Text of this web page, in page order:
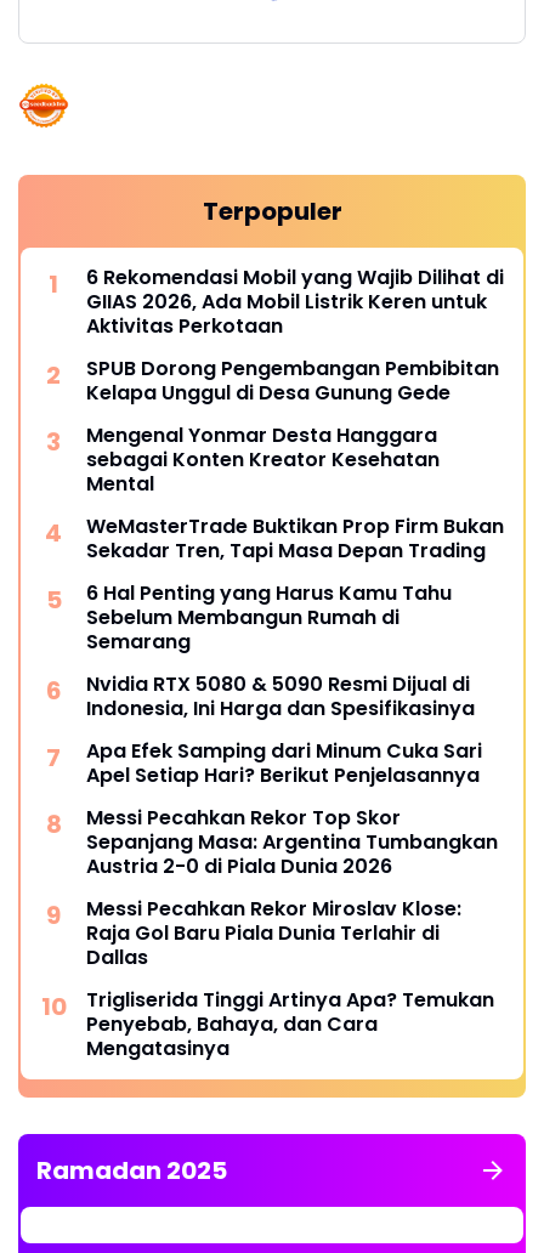
Terpopuler
6 Rekomendasi Mobil yang Wajib Dilihat di
GIIAS 2026, Ada Mobil Listrik Keren untuk
Aktivitas Perkotaan
SPUB Dorong Pengembangan Pembibitan
Kelapa Unggul di Desa Gunung Gede
Mengenal Yonmar Desta Hanggara
sebagai Konten Kreator Kesehatan
Mental
WeMasterTrade Buktikan Prop Firm Bukan
Sekadar Tren, Tapi Masa Depan Trading
6 Hal Penting yang Harus Kamu Tahu
Sebelum Membangun Rumah di
Semarang
Nvidia RTX 5080 & 5090 Resmi Dijual di
Indonesia, Ini Harga dan Spesifikasinya
Apa Efek Samping dari Minum Cuka Sari
Apel Setiap Hari? Berikut Penjelasannya
Messi Pecahkan Rekor Top Skor
Sepanjang Masa: Argentina Tumbangkan
Austria 2-0 di Piala Dunia 2026
Messi Pecahkan Rekor Miroslav Klose:
Raja Gol Baru Piala Dunia Terlahir di
Dallas
Trigliserida Tinggi Artinya Apa? Temukan
Penyebab, Bahaya, dan Cara
Mengatasinya
Ramadan 2025